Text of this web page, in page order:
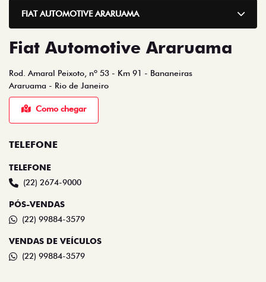
TELEFONE
(22) 2674-9000
PÓS-VENDAS
(22) 99884-3579
VENDAS DE VEÍCULOS
(22) 99884-3579
SHOWROOM
Sábado, das 9h às 12h.
Mais informações sobre essa loja